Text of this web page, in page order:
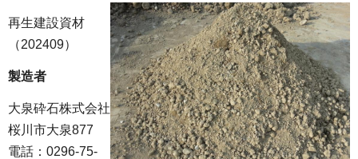
再生建設資材
（202409）
製造者
大泉砕石株式会社
桜川市大泉877
電話：0296-75-